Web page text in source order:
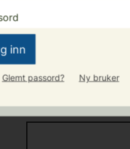
inn
Glemt passord? Ny bruker